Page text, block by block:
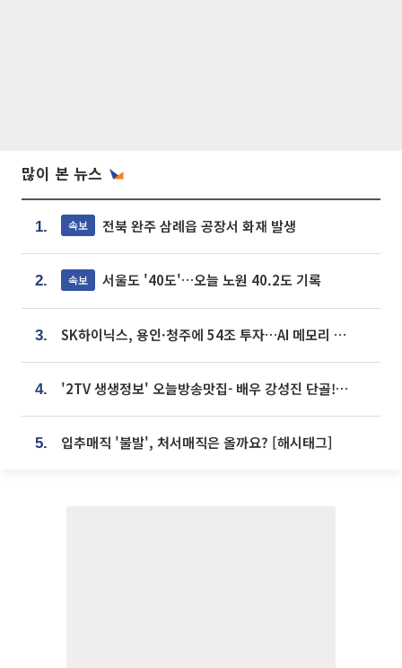
많이 본 뉴스
1. 속보 전북 완주 삼례읍 공장서 화재 발생
2. 속보 서울도 '40도'…오늘 노원 40.2도 기록
3. SK하이닉스, 용인·청주에 54조 투자…AI 메모리 생산기지 키운다
4. '2TV 생생정보' 오늘방송맛집- 배우 강성진 단골! 쌀국수ㆍ푸팟퐁 커리 맛집 '블○○○'
5. 입추매직 '불발', 처서매직은 올까요? [해시태그]